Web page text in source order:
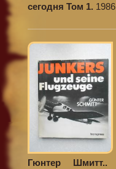
сегодня Том 1. 1986
Гюнтер Шмитт.. Хьюго Юнкерс и его